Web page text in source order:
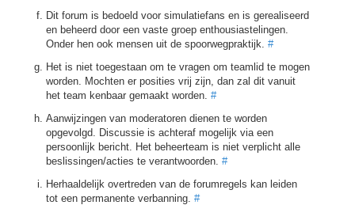
Dit forum is bedoeld voor simulatiefans en is gerealiseerd
en beheerd door een vaste groep enthousiastelingen.
Onder hen ook mensen uit de spoorwegpraktijk. #
Het is niet toegestaan om te vragen om teamlid te mogen
worden. Mochten er posities vrij zijn, dan zal dit vanuit
het team kenbaar gemaakt worden. #
Aanwijzingen van moderatoren dienen te worden
opgevolgd. Discussie is achteraf mogelijk via een
persoonlijk bericht. Het beheerteam is niet verplicht alle
beslissingen/acties te verantwoorden. #
Herhaaldelijk overtreden van de forumregels kan leiden
tot een permanente verbanning. #